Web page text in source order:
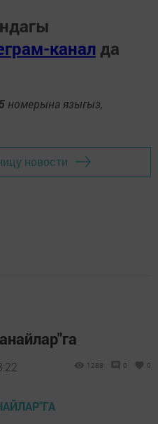
канал да
номерына языгыз,
новости
1288 0 0